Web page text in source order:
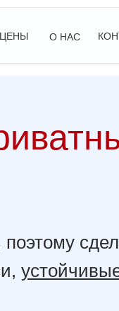
ЦЕНЫ О НАС